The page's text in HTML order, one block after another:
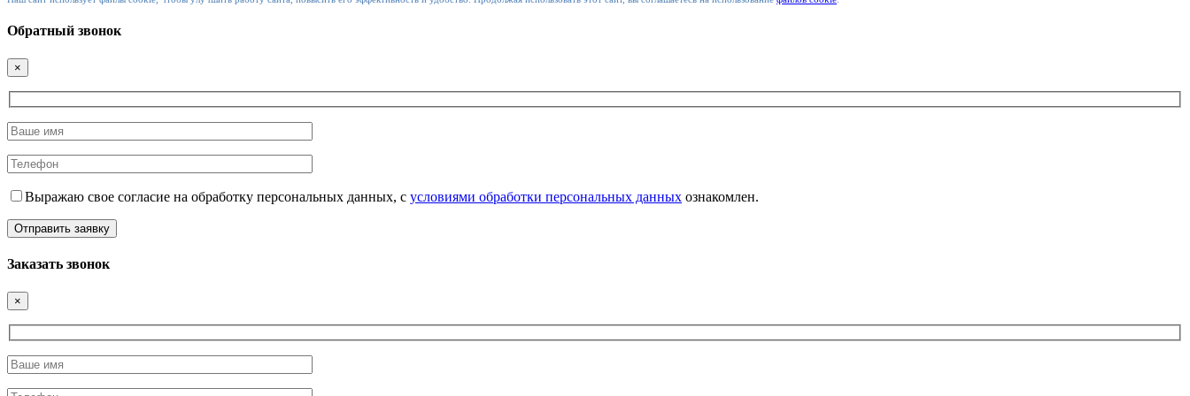
Обратный звонок
×
Выражаю свое согласие на обработку персональных данных, с условиями обработки персональных данных ознакомлен.
Заказать звонок
×